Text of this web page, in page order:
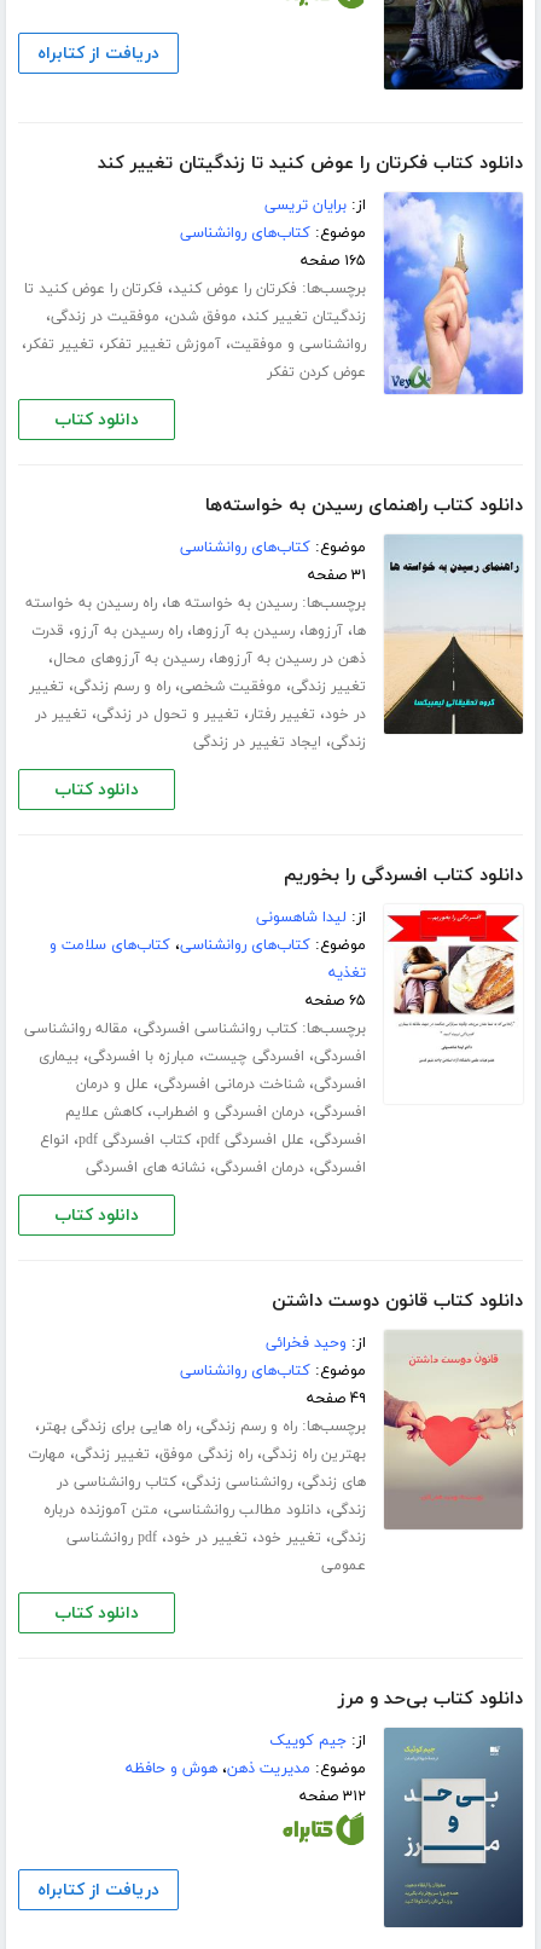
دریافت از کتابراه
دانلود کتاب فکرتان را عوض کنید تا زندگیتان تغییر کند
از:برایان تریسی
موضوع:کتاب‌های روانشناسی
۱۶۵ صفحه
برچسب‌ها: فکرتان را عوض کنید، فکرتان را عوض کنید تا
زندگیتان تغییر کند، موفق شدن، موفقیت در زندگی،
روانشناسی و موفقیت،آموزش تغییر تفکر، تغییر تفکر،
عوض کردن تفکر
دانلود کتاب
دانلود کتاب راهنمای رسیدن به خواسته‌ها
موضوع:کتاب‌های روانشناسی
۳۱ صفحه
برچسب‌ها:رسیدن به خواسته ها،راه رسیدن به خواسته
ها،آرزوها،رسیدن به آرزوها،راه رسیدن به آرزو، قدرت
ذهن در رسیدن به آرزوها،رسیدن به آرزوهای محال،
تغییر زندگی، موفقیت شخصی،راه و رسم زندگی، تغییر
در خود، تغییر رفتار، تغییر و تحول در زندگی، تغییر در
زندگی، ایجاد تغییر در زندگی
دانلود کتاب
دانلود کتاب افسردگی را بخوریم
از: لیدا شاهسونی
موضوع:کتاب‌های روانشناسی،کتاب‌های سلامت و
تغذیه
۶۵ صفحه
برچسب‌ها:کتاب روانشناسی افسردگی، مقاله روانشناسی
افسردگی، افسردگی چیست، مبارزه با افسردگی،بیماری
افسردگی،شناخت درمانی افسردگی، علل و درمان
افسردگی،درمان افسردگی و اضطراب،کاهش علایم
افسردگی، علل افسردگی pdf ،کتاب افسردگی pdf ، انواع
افسردگی،درمان افسردگی،نشانه های افسردگی
دانلود کتاب
دانلود کتاب قانون دوست داشتن
از: وحید فخرائی
موضوع:کتاب‌های روانشناسی
۴۹ صفحه
برچسب‌ها:راه و رسم زندگی،راه هایی برای زندگی بهتر،
بهترین راه زندگی،راه زندگی موفق، تغییر زندگی، مهارت
های زندگی،روانشناسی زندگی،کتاب روانشناسی در
زندگی،دانلود مطالب روانشناسی، متن آموزنده درباره
زندگی، تغییر خود، تغییر در خود،
pdf روانشناسی
عمومی
دانلود کتاب
دانلود کتاب بی‌حد و مرز
از:جیم کوییک
موضوع: مدیریت ذهن،هوش و حافظه
۳۱۲ صفحه
دریافت از کتابراه